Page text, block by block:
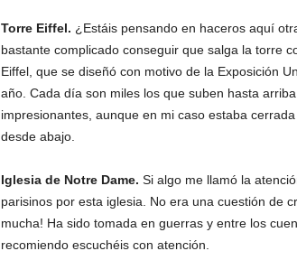
Torre Eiffel. ¿Estáis pensando en haceros aquí
bastante complicado conseguir que salga la torre
Eiffel, que se diseñó con motivo de la Exposición
año. Cada día son miles los que suben hasta
impresionantes, aunque en mi caso estaba
desde abajo.
Iglesia de Notre Dame. Si algo me llamó la
parisinos por esta iglesia. No era una cuestión de
mucha! Ha sido tomada en guerras y entre los
recomiendo escuchéis con atención.